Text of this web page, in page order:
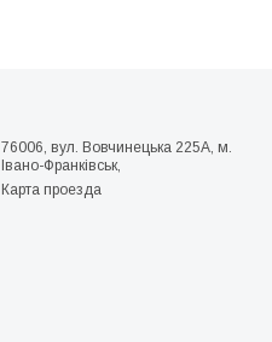
76006, вул. Вовчинецька 225А, м.
Івано-Франківськ,
Карта проезда